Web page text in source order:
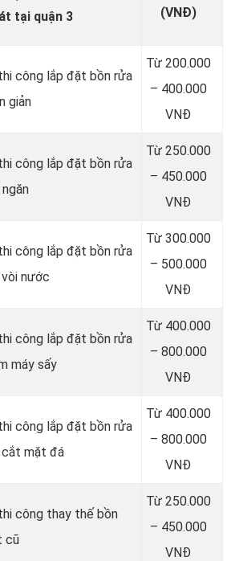
tại quận 3
(VNĐ)
công lắp đặt bồn rửa
giản
Từ 200.000
– 400.000
VNĐ
công lắp đặt bồn rửa
Từ 250.000
– 450.000
VNĐ
công lắp đặt bồn rửa
nước
Từ 300.000
– 500.000
VNĐ
công lắp đặt bồn rửa
máy sấy
Từ 400.000
– 800.000
VNĐ
công lắp đặt bồn rửa
mặt đá
Từ 400.000
– 800.000
VNĐ
công thay thế bồn
cũ
Từ 250.000
– 450.000
VNĐ